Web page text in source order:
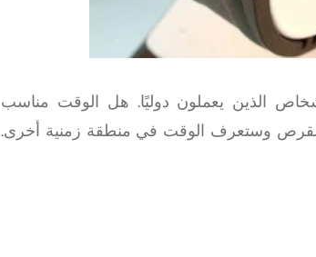
الذين يعملون دوليًا. هل الوقت مناسب
وستعرف الوقت في منطقة زمنية أخرى.